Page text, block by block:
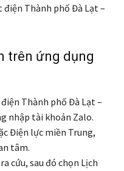
Thành phố Đà Lạt –
trên ứng dụng
Thành phố Đà Lạt –
nhập tài khoản Zalo.
Điện lực miền Trung,
tâm.
cứu, sau đó chọn Lịch